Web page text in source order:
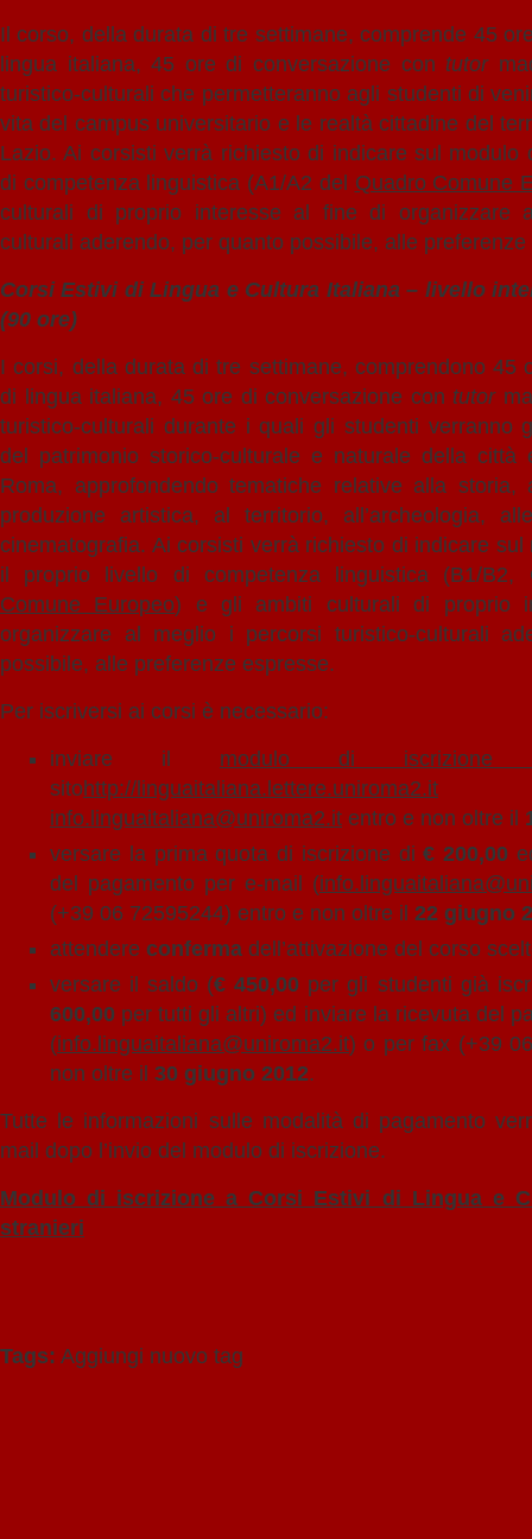
Il corso, della durata di tre settimane, comprende 45
lingua italiana, 45 ore di conversazione con tutor
turistico-culturali che permetteranno agli studenti di
vita del campus universitario e le realtà cittadine del
Lazio. Ai corsisti verrà richiesto di indicare sul modulo
di competenza linguistica (A1/A2 del Quadro Comune
culturali di proprio interesse al fine di organizzare
culturali aderendo, per quanto possibile, alle
Corsi Estivi di Lingua e Cultura Italiana – livello
(90 ore)
I corsi, della durata di tre settimane, comprendono 45
di lingua italiana, 45 ore di conversazione con tutor
turistico-culturali durante i quali gli studenti verranno
del patrimonio storico-culturale e naturale della città
Roma, approfondendo tematiche relative alla storia,
produzione artistica, al territorio, all’archeologia,
cinematografia. Ai corsisti verrà richiesto di indicare
il proprio livello di competenza linguistica (B1/
Comune Europeo) e gli ambiti culturali di proprio
organizzare al meglio i percorsi turistico-culturali
possibile, alle preferenze espresse.
Per iscriversi ai corsi è necessario:
inviare il modulo di
sito http://linguaitaliana.lettere.uniroma2.it
info.linguaitaliana@uniroma2.it entro e non oltre il
versare la prima quota di iscrizione di€ 200,00
del pagamento per e-mail (
(+39 06 72595244) entro e non oltre il 22 giugno
attendere conferma dell’attivazione del corso
versare il saldo (€ 450,00 per gli studenti già
600,00 per tutti gli altri) ed inviare la ricevuta del
(info.linguaitaliana@uniroma2.it) o per fax (+39
non oltre il 30 giugno 2012.
Tutte le informazioni sulle modalità di pagamento
mail dopo l’invio del modulo di iscrizione.
Modulo di iscrizione a Corsi Estivi di Lingua e
stranieri
Tags: Aggiungi nuovo tag